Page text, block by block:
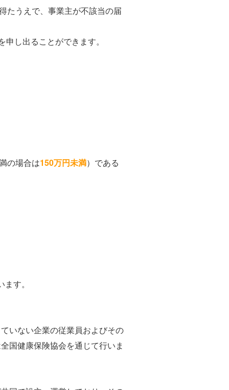
たうえで、事業主が不該当の届
し出ることができます。
の場合は150万円未満）である
す。
いない企業の従業員およびその
国健康保険協会を通じて行いま